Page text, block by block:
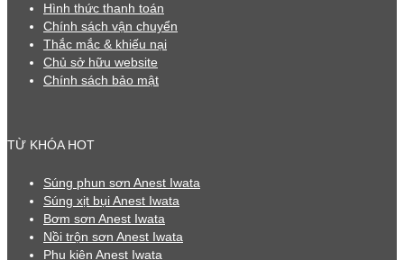
Hình thức thanh toán
Chính sách vận chuyển
Thắc mắc & khiếu nại
Chủ sở hữu website
Chính sách bảo mật
TỪ KHÓA HOT
Súng phun sơn Anest Iwata
Súng xịt bụi Anest Iwata
Bơm sơn Anest Iwata
Nồi trộn sơn Anest Iwata
Phụ kiện Anest Iwata